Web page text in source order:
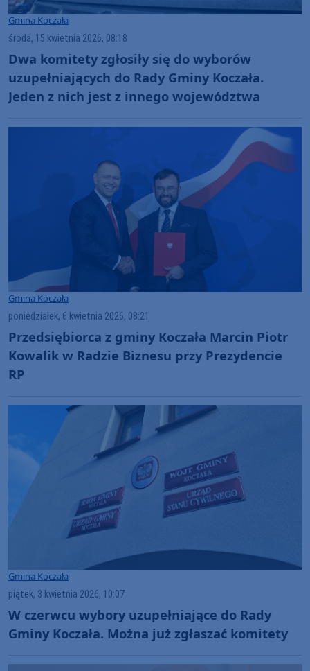
Gmina Koczała
środa, 15 kwietnia 2026, 08:18
Dwa komitety zgłosiły się do wyborów
uzupełniających do Rady Gminy Koczała.
Jeden z nich jest z innego województwa
Gmina Koczała
poniedziałek, 6 kwietnia 2026, 08:21
Przedsiębiorca z gminy Koczała Marcin Piotr
Kowalik w Radzie Biznesu przy Prezydencie
RP
Gmina Koczała
piątek, 3 kwietnia 2026, 10:07
W czerwcu wybory uzupełniające do Rady
Gminy Koczała. Można już zgłaszać komitety